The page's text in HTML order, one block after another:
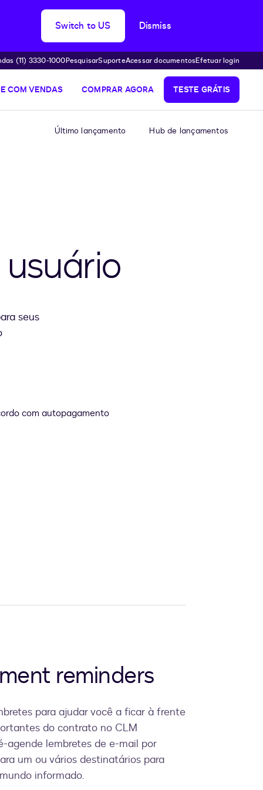
Switch to US Dismiss
(11) 3330-1000PesquisarSuporteAcessar documentosEfetuar login
COM VENDAS COMPRAR AGORA TESTE GRÁTIS
Último lançamento Hub de lançamentos
seus
reminders
para ajudar você a ficar à frente
do contrato no CLM
agende lembretes de e-mail por
um ou vários destinatários para
informado.